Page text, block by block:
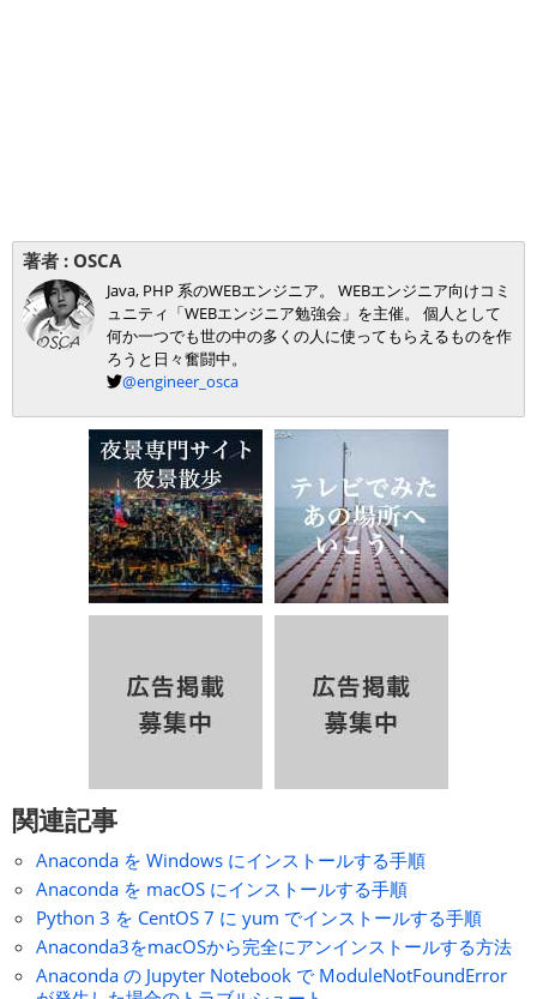
著者 : OSCA
Java, PHP 系のWEBエンジニア。 WEBエンジニア向けコミ
ュニティ「WEBエンジニア勉強会」を主催。 個人として
何か一つでも世の中の多くの人に使ってもらえるものを作
ろうと日々奮闘中。
@engineer_osca
関連記事
Anaconda を Windows にインストールする手順
Anaconda を macOS にインストールする手順
Python 3 を CentOS 7 に yum でインストールする手順
Anaconda3をmacOSから完全にアンインストールする方法
Anaconda の Jupyter Notebook で ModuleNotFoundError